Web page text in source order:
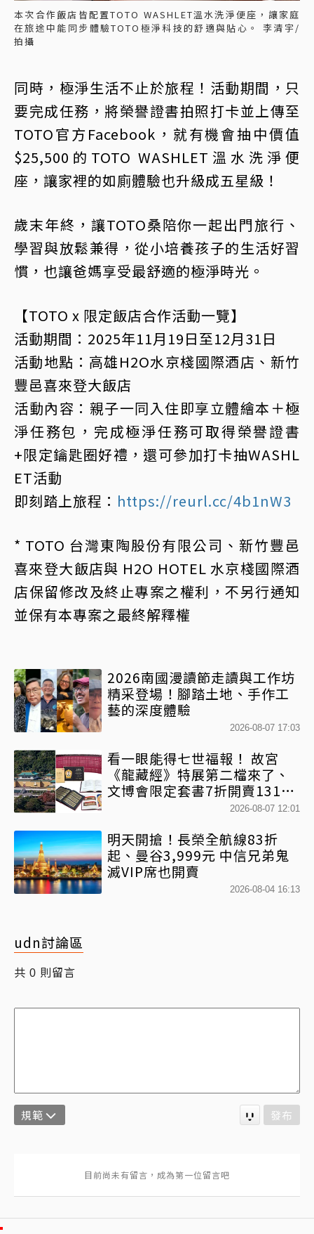
本次合作飯店皆配置TOTO WASHLET溫水洗淨便座，讓家庭
在旅途中能同步體驗TOTO極淨科技的舒適與貼心。 李清宇/
拍攝
同時，極淨生活不止於旅程！活動期間，只
要完成任務，將榮譽證書拍照打卡並上傳至
TOTO官方Facebook，就有機會抽中價值
$25,500的TOTO WASHLET溫水洗淨便
座，讓家裡的如廁體驗也升級成五星級！
歲末年終，讓TOTO桑陪你一起出門旅行、
學習與放鬆兼得，從小培養孩子的生活好習
慣，也讓爸媽享受最舒適的極淨時光。
【TOTO x 限定飯店合作活動一覽】
活動期間：2025年11月19日至12月31日
活動地點：高雄H2O水京棧國際酒店、新竹
豐邑喜來登大飯店
活動內容：親子一同入住即享立體繪本＋極
淨任務包，完成極淨任務可取得榮譽證書
+限定鑰匙圈好禮，還可參加打卡抽WASHL
ET活動
即刻踏上旅程： https://reurl.cc/4b1nW3
* TOTO 台灣東陶股份有限公司、新竹豐邑
喜來登大飯店與 H2O HOTEL 水京棧國際酒
店保留修改及終止專案之權利，不另行通知
並保有本專案之最終解釋權
2026南國漫讀節走讀與工作坊
精采登場！腳踏土地、手作工
藝的深度體驗
2026-08-07 17:03
看一眼能得七世福報！ 故宮
《龍藏經》特展第二檔來了、
文博會限定套書7折開賣131萬
網驚：貧窮限制想像2026-08-07 12:01
明天開搶！長榮全航線83折
起、曼谷3,999元 中信兄弟鬼
滅VIP席也開賣
2026-08-04 16:13
udn討論區
共 0 則留言
規範 發布